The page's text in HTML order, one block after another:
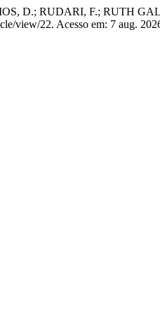
D.; RUDARI, F.; RUTH
view/22. Acesso em: 7 aug.